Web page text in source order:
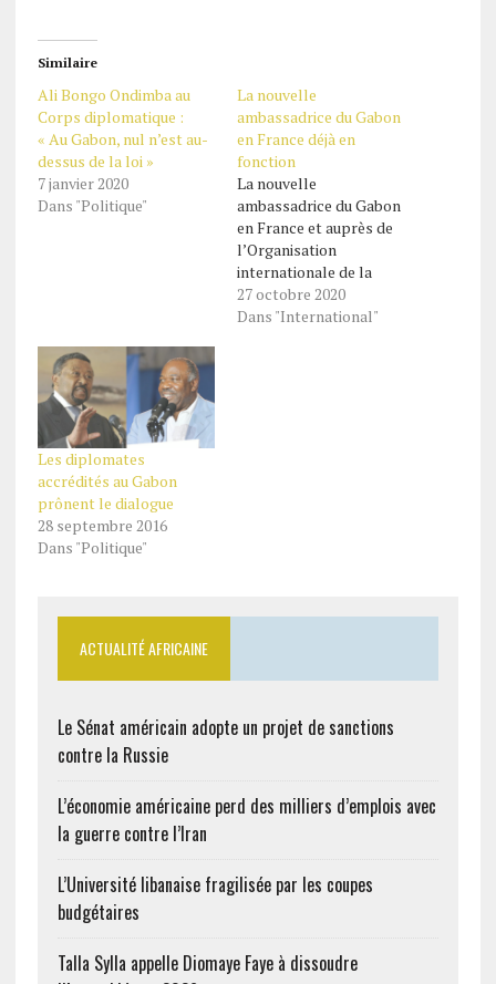
Similaire
Ali Bongo Ondimba au
Corps diplomatique :
« Au Gabon, nul n’est au-
dessus de la loi »
7 janvier 2020
Dans "Politique"
La nouvelle
ambassadrice du Gabon
en France déjà en
fonction
La nouvelle
ambassadrice du Gabon
en France et auprès de
l’Organisation
internationale de la
Francophonie (0IF),
Liliane Massala, a
27 octobre 2020
Dans "International"
Les diplomates
accrédités au Gabon
prônent le dialogue
28 septembre 2016
Dans "Politique"
ACTUALITÉ AFRICAINE
Le Sénat américain adopte un projet de sanctions
contre la Russie
L’économie américaine perd des milliers d’emplois avec
la guerre contre l’Iran
L’Université libanaise fragilisée par les coupes
budgétaires
Talla Sylla appelle Diomaye Faye à dissoudre